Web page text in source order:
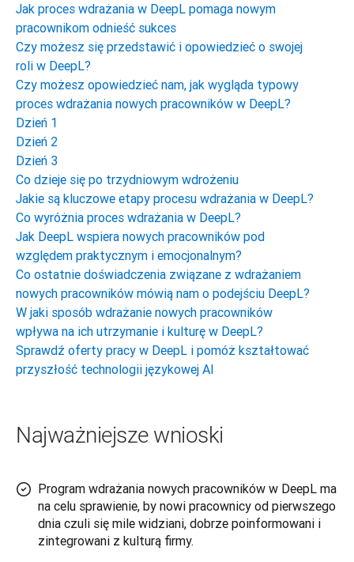
Jak proces wdrażania w DeepL pomaga nowym
pracownikom odnieść sukces
Czy możesz się przedstawić i opowiedzieć o swojej
roli w DeepL?
Czy możesz opowiedzieć nam, jak wygląda typowy
proces wdrażania nowych pracowników w DeepL?
Dzień 1
Dzień 2
Dzień 3
Co dzieje się po trzydniowym wdrożeniu
Jakie są kluczowe etapy procesu wdrażania w DeepL?
Co wyróżnia proces wdrażania w DeepL?
Jak DeepL wspiera nowych pracowników pod
względem praktycznym i emocjonalnym?
Co ostatnie doświadczenia związane z wdrażaniem
nowych pracowników mówią nam o podejściu DeepL?
W jaki sposób wdrażanie nowych pracowników
wpływa na ich utrzymanie i kulturę w DeepL?
Sprawdź oferty pracy w DeepL i pomóż kształtować
przyszłość technologii językowej AI
Najważniejsze wnioski
Program wdrażania nowych pracowników w DeepL ma
na celu sprawienie, by nowi pracownicy od pierwszego
dnia czuli się mile widziani, dobrze poinformowani i
zintegrowani z kulturą firmy.